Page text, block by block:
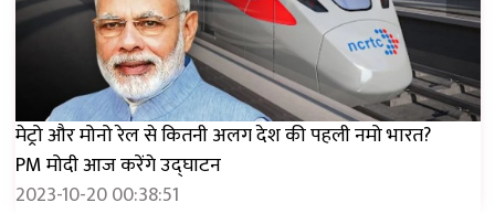
मेट्रो और मोनो रेल से कितनी अलग देश की पहली नमो भारत?
PM मोदी आज करेंगे उद्घाटन
2023-10-20 00:38:51